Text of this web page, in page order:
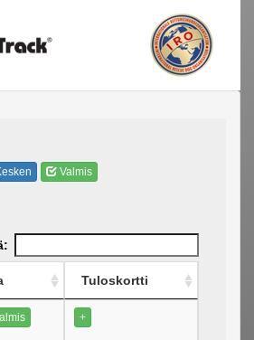
Valmis
Tuloskortti
+